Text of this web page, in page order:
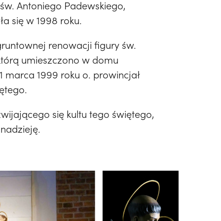
Antoniego Padewskiego,
się w 1998 roku.
renowacji figury św.
umieszczono w domu
marca 1999 roku o. prowincjał
się kultu tego świętego,